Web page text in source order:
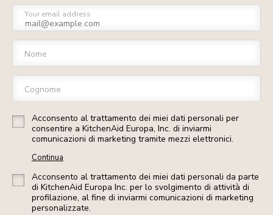
Your email address
Nome
Cognome
Acconsento al trattamento dei miei dati personali per
consentire a KitchenAid Europa, Inc. di inviarmi
comunicazioni di marketing tramite mezzi elettronici.
Continua
Acconsento al trattamento dei miei dati personali da parte
di KitchenAid Europa Inc. per lo svolgimento di attività di
profilazione, al fine di inviarmi comunicazioni di marketing
personalizzate.